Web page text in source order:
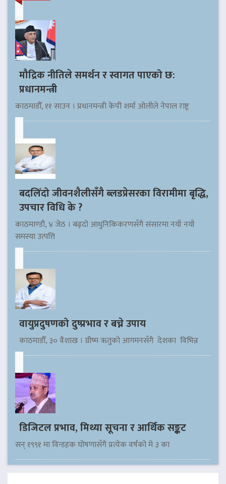
मौद्रिक नीतिले समर्थन र स्वागत पाएको छ:
प्रधानमन्त्री
काठमाडौँ, ११ साउन । प्रधानमन्त्री केपी शर्मा ओलीले नेपाल राष्ट्र
बदलिँदो जीवनशैलीसँगै ब्लडप्रेसरका विरामीमा बृद्धि,
उपचार विधि के ?
काठमाण्डौ, ४ जेठ । बढ्दो आधुनिकिकरणसँगै संसारमा नयाँ नयाँ
समस्या उत्पत्ति
वायुप्रदुषणको दुष्प्रभाव र बच्ने उपाय
काठमाडौँ, ३० वैशाख । ग्रीष्म ऋतुको आगमनसँगै देशका विभिन्न
डिजिटल प्रभाव, मिथ्या सूचना र आर्थिक सङ्कट
सन् १९९१ मा विन्डहक घोषणासँगै प्रत्येक वर्षको मे ३ का